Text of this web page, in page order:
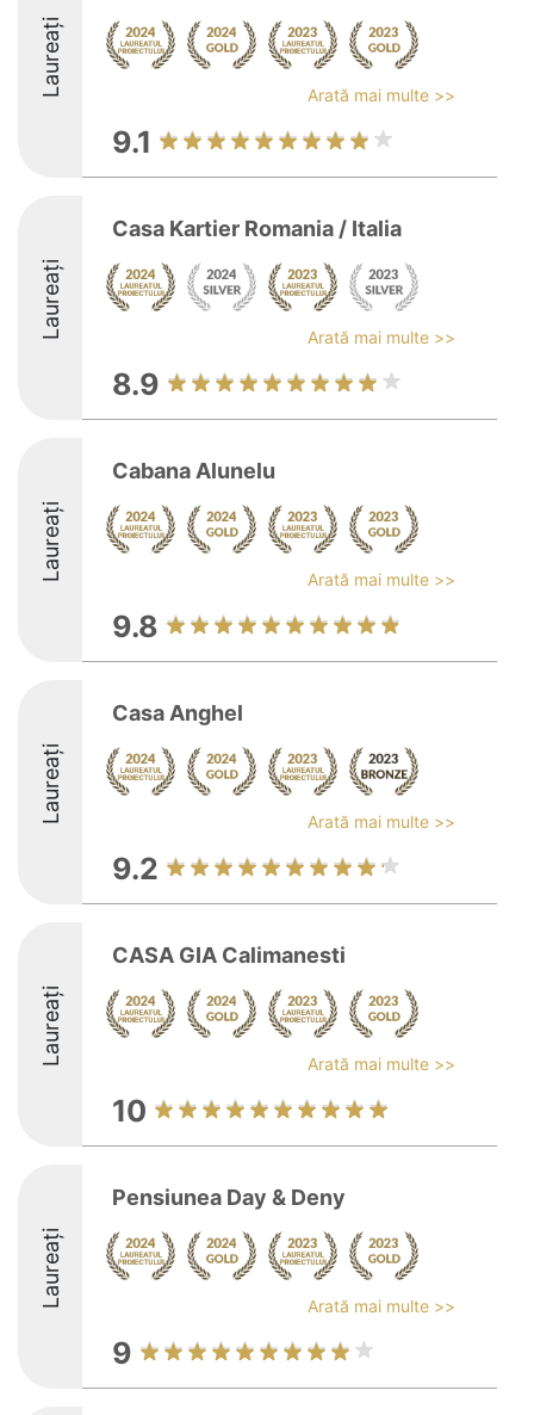
Laureați Arată mai multe >>
9.1
Laureați
Casa Kartier Romania / Italia
Arată mai multe >>
8.9
Laureați
Cabana Alunelu
Arată mai multe >>
9.8
Laureați
Casa Anghel
Arată mai multe >>
9.2
Laureați
CASA GIA Calimanesti
Arată mai multe >>
10
Laureați
Pensiunea Day & Deny
Arată mai multe >>
9